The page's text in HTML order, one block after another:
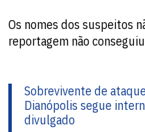
Os nomes dos suspeitos
reportagem não
Sobrevivente de
Dianópolis segue
divulgado